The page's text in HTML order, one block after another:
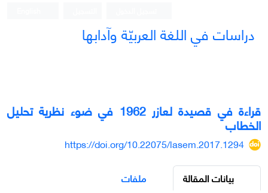
دراسات في اللغة العربيّة وآدابها
قراءة في قصيدة لعازر 1962 في ضوء نظرية تحليل
الخطاب
https://doi.org/10.22075/lasem.2017.1294
بيانات المقالة
ملفات